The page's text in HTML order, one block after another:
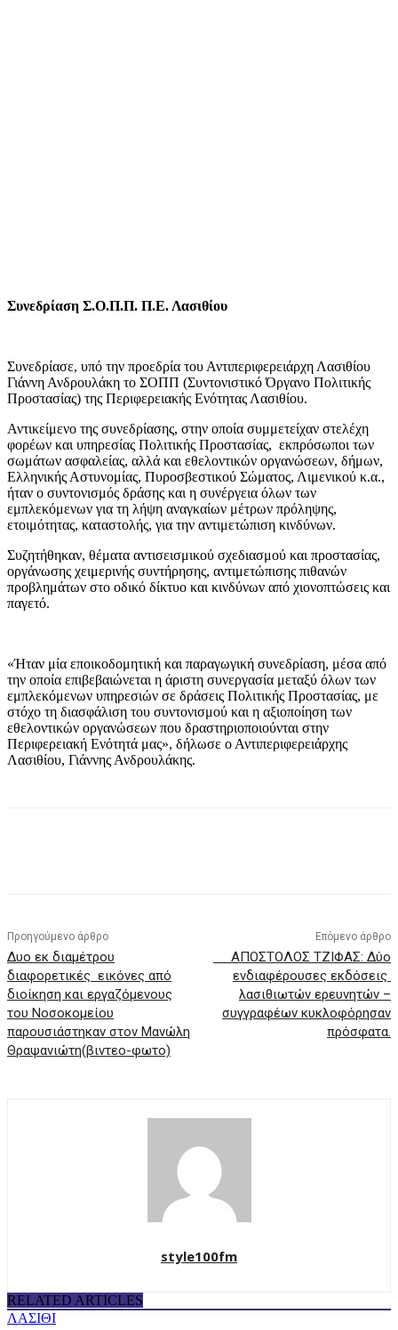
Συνεδρίαση Σ.Ο.Π.Π. Π.Ε. Λασιθίου
Συνεδρίασε, υπό την προεδρία του Αντιπεριφερειάρχη Λασιθίου
Γιάννη Ανδρουλάκη το ΣΟΠΠ (Συντονιστικό Όργανο Πολιτικής
Προστασίας) της Περιφερειακής Ενότητας Λασιθίου.
Αντικείμενο της συνεδρίασης, στην οποία συμμετείχαν στελέχη
φορέων και υπηρεσίας Πολιτικής Προστασίας, εκπρόσωποι των
σωμάτων ασφαλείας, αλλά και εθελοντικών οργανώσεων, δήμων,
Ελληνικής Αστυνομίας, Πυροσβεστικού Σώματος, Λιμενικού κ.α.,
ήταν ο συντονισμός δράσης και η συνέργεια όλων των
εμπλεκόμενων για τη λήψη αναγκαίων μέτρων πρόληψης,
ετοιμότητας, καταστολής, για την αντιμετώπιση κινδύνων.
Συζητήθηκαν, θέματα αντισεισμικού σχεδιασμού και προστασίας,
οργάνωσης χειμερινής συντήρησης, αντιμετώπισης πιθανών
προβλημάτων στο οδικό δίκτυο και κινδύνων από χιονοπτώσεις και
παγετό.
«Ήταν μία εποικοδομητική και παραγωγική συνεδρίαση, μέσα από
την οποία επιβεβαιώνεται η άριστη συνεργασία μεταξύ όλων των
εμπλεκόμενων υπηρεσιών σε δράσεις Πολιτικής Προστασίας, με
στόχο τη διασφάλιση του συντονισμού και η αξιοποίηση των
εθελοντικών οργανώσεων που δραστηριοποιούνται στην
Περιφερειακή Ενότητά μας», δήλωσε ο Αντιπεριφερειάρχης
Λασιθίου, Γιάννης Ανδρουλάκης.
Προηγούμενο άρθρο
Δυο εκ διαμέτρου
διαφορετικές εικόνες από
διοίκηση και εργαζόμενους
του Νοσοκομείου
παρουσιάστηκαν στον Μανώλη
Θραψανιώτη(βιντεο-φωτο)
Επόμενο άρθρο
ΑΠΟΣΤΟΛΟΣ ΤΖΙΦΑΣ: Δύο
ενδιαφέρουσες εκδόσεις
λασιθιωτών ερευνητών –
συγγραφέων κυκλοφόρησαν
πρόσφατα.
style100fm
RELATED ARTICLES
ΛΑΣΙΘΙ